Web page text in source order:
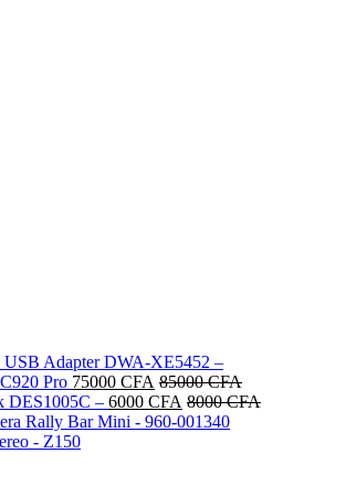
Adapter DWA-XE5452 –
Pro 75000 CFA 85000CFA
DES1005C – 6000 CFA 8000CFA
Rally Bar Mini - 960-001340
- Z150